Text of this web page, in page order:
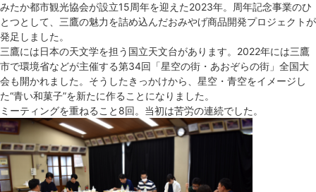
みたか都市観光協会が設立15周年を迎えた2023年。周年記念事業のひ
とつとして、三鷹の魅力を詰め込んだおみやげ商品開発プロジェクトが
発足しました。
三鷹には日本の天文学を担う国立天文台があります。2022年には三鷹
市で環境省などが主催する第34回「星空の街・あおぞらの街」全国大
会も開かれました。そうしたきっかけから、星空・青空をイメージし
た“青い和菓子”を新たに作ることになりました。
ミーティングを重ねること8回。当初は苦労の連続でした。